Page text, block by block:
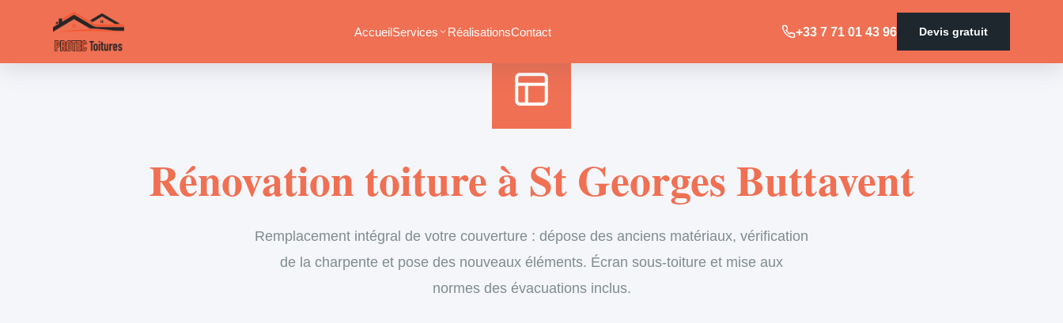
AccueilServices RéalisationsContact +33 7 71 01 43 96 Devis gratuit
Rénovation toiture à St Georges Buttavent
Remplacement intégral de votre couverture : dépose des anciens matériaux, vérification
de la charpente et pose des nouveaux éléments. Écran sous-toiture et mise aux
normes des évacuations inclus.